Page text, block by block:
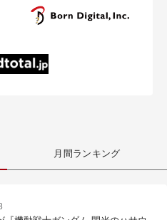
月間ランキング